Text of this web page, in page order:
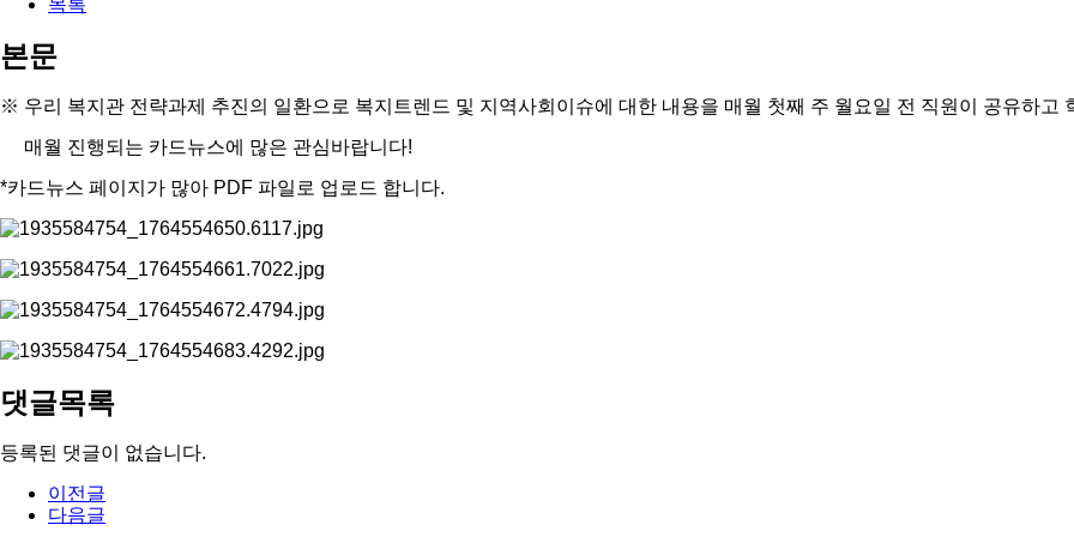
목록
본문
※ 우리 복지관 전략과제 추진의 일환으로 복지트렌드 및 지역사회이슈에 대한 내용을 매월 첫째 주 월요일 전 직원이 공유하고
매월 진행되는 카드뉴스에 많은 관심바랍니다!
*카드뉴스 페이지가 많아 PDF 파일로 업로드 합니다.
댓글목록
등록된 댓글이 없습니다.
이전글
다음글